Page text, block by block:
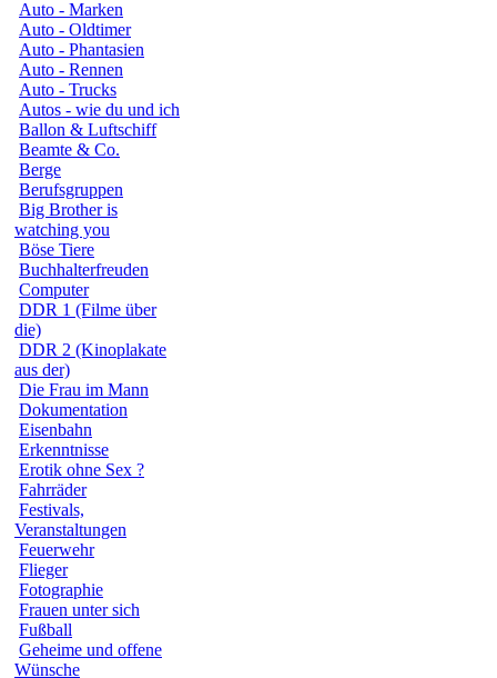
Auto - Marken
Auto - Oldtimer
Auto - Phantasien
Auto - Rennen
Auto - Trucks
Autos - wie du und ich
Ballon & Luftschiff
Beamte & Co.
Berge
Berufsgruppen
Big Brother is
watching you
Böse Tiere
Buchhalterfreuden
Computer
DDR 1 (Filme über
die)
DDR 2 (Kinoplakate
aus der)
Die Frau im Mann
Dokumentation
Eisenbahn
Erkenntnisse
Erotik ohne Sex ?
Fahrräder
Festivals,
Veranstaltungen
Feuerwehr
Flieger
Fotographie
Frauen unter sich
Fußball
Geheime und offene
Wünsche